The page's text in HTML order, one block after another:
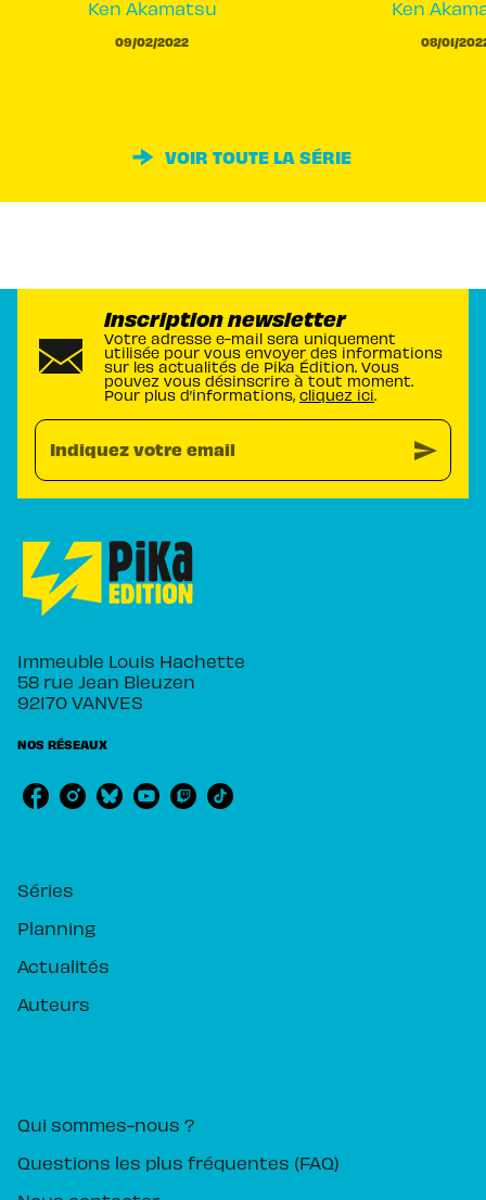
Ken Akamatsu
09/02/2022
Ken
08/01/
VOIR TOUTE LA SÉRIE
Inscription newsletter
Votre adresse e-mail sera uniquement
utilisée pour vous envoyer des informations
sur les actualités de Pika Édition. Vous
pouvez vous désinscrire à tout moment.
Pour plus d’informations, cliquez ici.
Indiquez votre email send
Immeuble Louis Hachette
58 rue Jean Bleuzen
92170 VANVES
NOS RÉSEAUX
Séries
Planning
Actualités
Auteurs
Qui sommes-nous ?
Questions les plus fréquentes (FAQ)